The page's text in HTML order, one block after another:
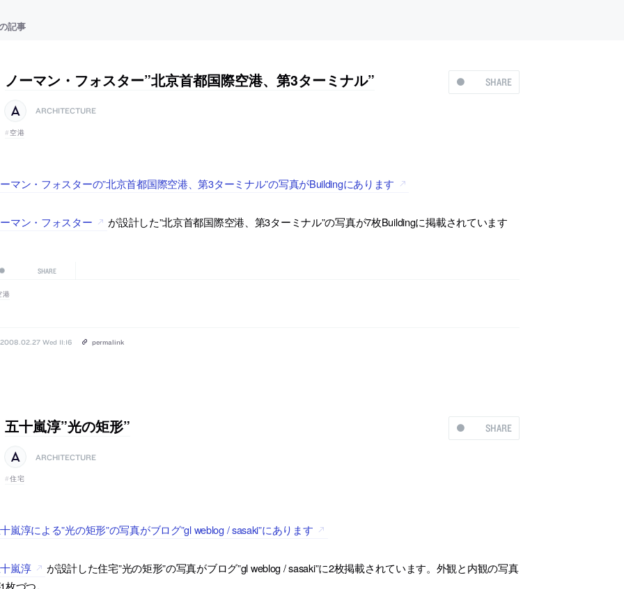
記事
SHARE
ノーマン・フォスター”北京首都国際空港、第3ターミナル”
ARCHITECTURE
空港
マン・フォスターの”北京首都国際空港、第3ターミナル”の写真がBuildingにあります
マン・フォスター が設計した”北京首都国際空港、第3ターミナル”の写真が7枚Buildingに掲載されています
SHARE
港
2008.02.27 Wed 11:16 permalink
SHARE
五十嵐淳”光の矩形”
ARCHITECTURE
住宅
嵐淳による”光の矩形”の写真がブログ”gl weblog / sasaki”にあります
嵐淳
が設計した住宅”光の矩形”の写真がブログ”gl weblog / sasaki”に2枚掲載されています。外観と内観の写真
枚づつ。